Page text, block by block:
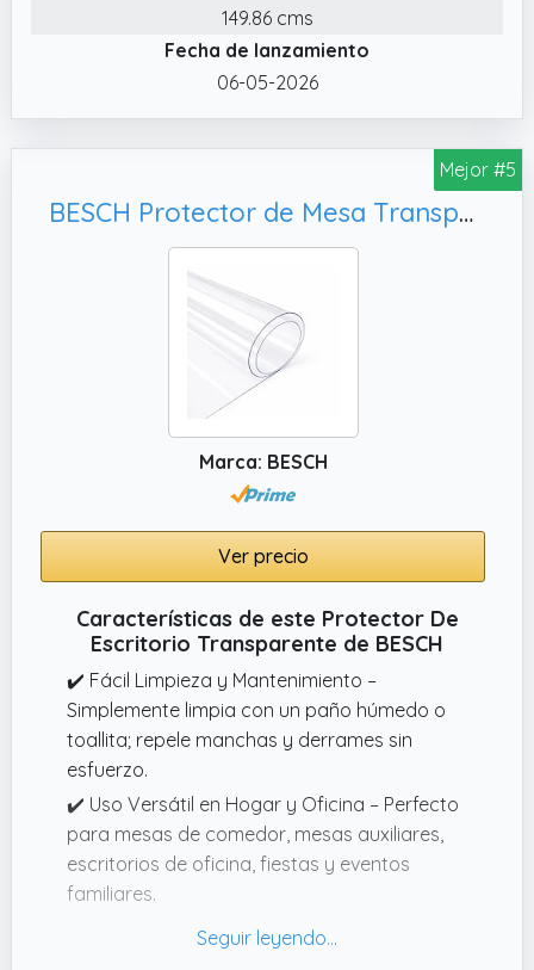
✔️ MATERIAL SEGURO Y NO TÓXICO :Alfombra
transparente suelo fabricada con material
149.86 cms
Fecha de lanzamiento
06-05-2026
Mejor #5
BESCH Protector de Mesa Transparente Impermeable para Mesa Rectangular 0.3mm, Mantel PVC Resistente a Manchas y Fácil de Limpiar – Protección Total para Superficies de Comedor y Escritorio 100x140cm
Marca: BESCH
Ver precio
Características de este Protector De
Escritorio Transparente de BESCH
✔️ Fácil Limpieza y Mantenimiento –
Simplemente limpia con un paño húmedo o
toallita; repele manchas y derrames sin
esfuerzo.
✔️ Uso Versátil en Hogar y Oficina – Perfecto
para mesas de comedor, mesas auxiliares,
escritorios de oficina, fiestas y eventos
familiares.
✔️ Transparencia Cristalina – Permite que el